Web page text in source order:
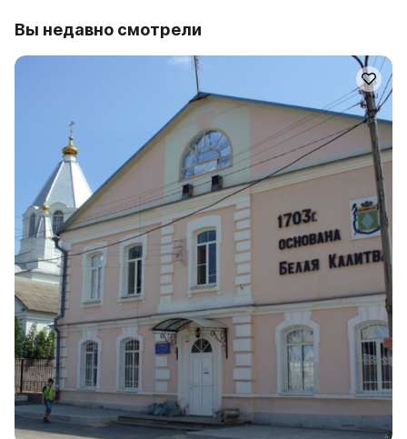
Вы недавно смотрели